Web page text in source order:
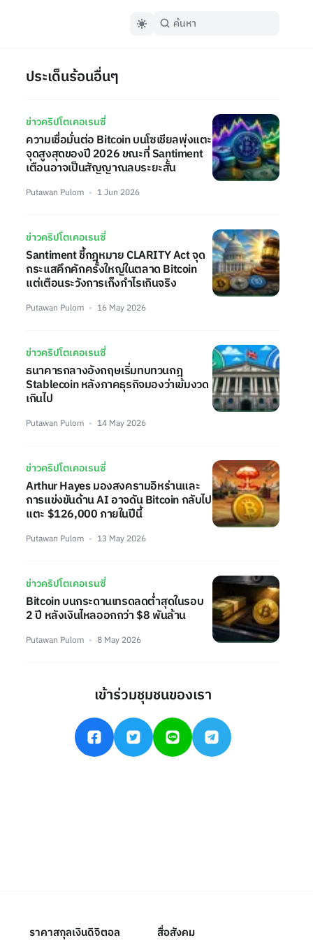
ประเด็นร้อนอื่นๆ
ข่าวคริปโตเคอเรนซี่
ความเชื่อมั่นต่อ Bitcoin บนโซเชียลพุ่งแตะ
จุดสูงสุดของปี 2026 ขณะที่ Santiment
เตือนอาจเป็นสัญญาณลบระยะสั้น
Putawan Pulom 1 Jun 2026
ข่าวคริปโตเคอเรนซี่
Santiment ชี้กฎหมาย CLARITY Act จุด
กระแสคึกคักครั้งใหญ่ในตลาด Bitcoin
แต่เตือนระวังการเก็งกำไรเกินจริง
Putawan Pulom 16 May 2026
ข่าวคริปโตเคอเรนซี่
ธนาคารกลางอังกฤษเริ่มทบทวนกฎ
Stablecoin หลังภาคธุรกิจมองว่าเข้มงวด
เกินไป
Putawan Pulom 14 May 2026
ข่าวคริปโตเคอเรนซี่
Arthur Hayes มองสงครามอิหร่านและ
การแข่งขันด้าน AI อาจดัน Bitcoin กลับไป
แตะ $126,000 ภายในปีนี้
Putawan Pulom 13 May 2026
ข่าวคริปโตเคอเรนซี่
Bitcoin บนกระดานเทรดลดต่ำสุดในรอบ
2 ปี หลังเงินไหลออกกว่า $8 พันล้าน
Putawan Pulom 8 May 2026
เข้าร่วมชุมชนของเรา
ราคาสกุลเงินดิจิตอล สื่อสังคม